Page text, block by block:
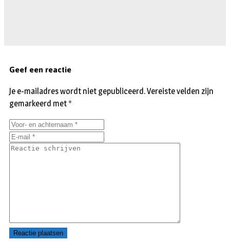
Geef een reactie
Je e-mailadres wordt niet gepubliceerd.Vereiste velden zijn
gemarkeerd met *